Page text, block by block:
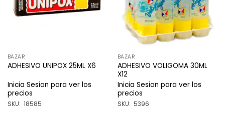
BAZAR
ADHESIVO UNIPOX 25ML X6
Inicia Sesion para ver los
precios
SKU: 18585
BAZAR
ADHESIVO VOLIGOMA 30ML
X12
Inicia Sesion para ver los
precios
SKU: 5396